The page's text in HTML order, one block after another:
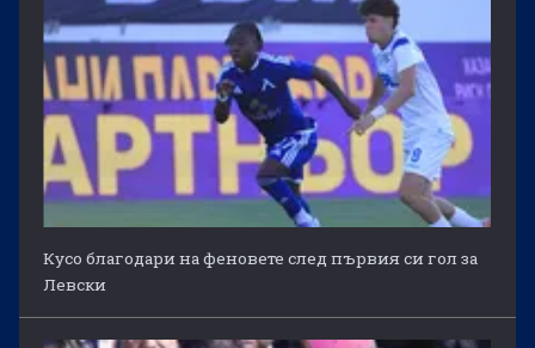
Кусо благодари на феновете след първия си гол за
Левски